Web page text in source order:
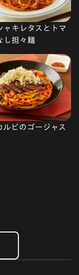
ャキレタスとトマ
し担々麺
ルビのゴージャス